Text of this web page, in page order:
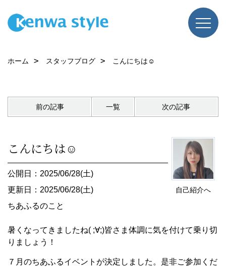
ホーム スタッフブログ こんにちは☺
前の記事 一覧 次の記事
自己紹介へ
こんにちは☺
公開日：2025/06/28(土)
更新日：2025/06/28(土)
ちあふるのこと
暑くなってきましたね( ;∀;)皆さま体調に気を付けて乗り切
りましょう！
７月のちあふるイベントが決定しました。是非ご参加くだ